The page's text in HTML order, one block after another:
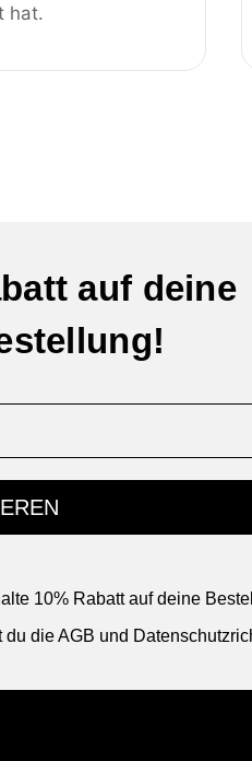
hat.
auf deine
10% Rabatt auf deine
die AGB und